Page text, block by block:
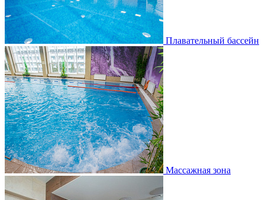
Плавательный бассейн
Массажная зона